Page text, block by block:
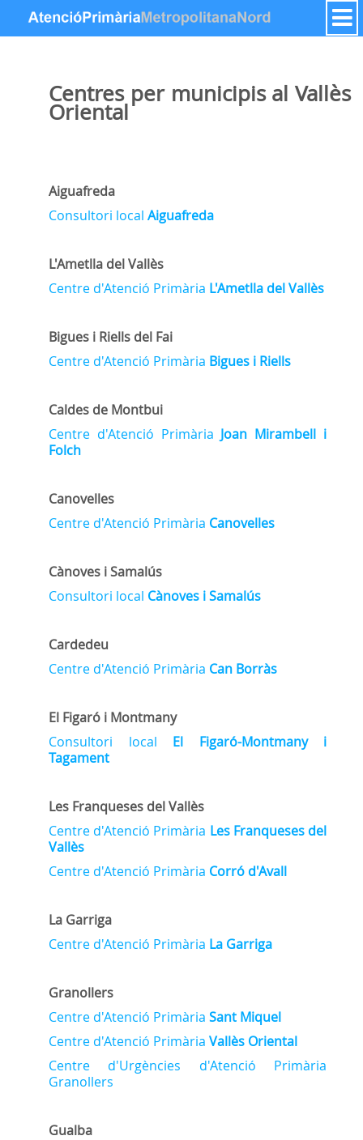
Hyppää sisältöön
Centres per municipis al Vallès
Oriental
Aiguafreda
Consultori local Aiguafreda
L'Ametlla del Vallès
Centre d'Atenció Primària L'Ametlla del Vallès
Bigues i Riells del Fai
Centre d'Atenció Primària Bigues i Riells
Caldes de Montbui
Centre d'Atenció Primària Joan Mirambell i
Folch
Canovelles
Centre d'Atenció Primària Canovelles
Cànoves i Samalús
Consultori local Cànoves i Samalús
Cardedeu
Centre d'Atenció Primària Can Borràs
El Figaró i Montmany
Consultori local El
Figaró-Montmany i
Tagament
Les Franqueses del Vallès
Centre d'Atenció Primària Les Franqueses del
Vallès
Centre d'Atenció Primària Corró d'Avall
La Garriga
Centre d'Atenció Primària La Garriga
Granollers
Centre d'Atenció Primària Sant Miquel
Centre d'Atenció Primària Vallès Oriental
Centre d'Urgències d'Atenció Primària
Granollers
Gualba